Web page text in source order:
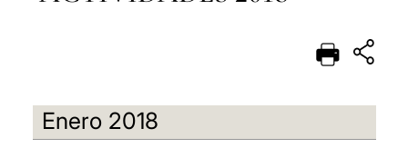
DEUTSCH
Enero 2018